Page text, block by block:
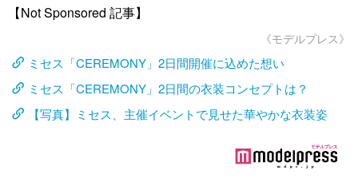
【Not Sponsored 記事】
《モデルプレス》
ミセス「CEREMONY」2日間開催に込めた想い
ミセス「CEREMONY」2日間の衣装コンセプトは？
【写真】ミセス、主催イベントで見せた華やかな衣装姿